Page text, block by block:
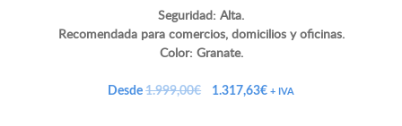
Seguridad: Alta.
Recomendada para comercios, domicilios y oficinas.
Color: Granate.
Desde1.999,00€
El1.317,63€El+ IVA